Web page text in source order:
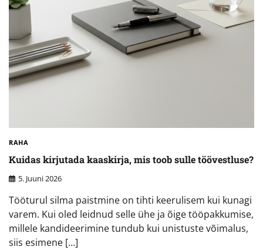
RAHA
Kuidas kirjutada kaaskirja, mis toob sulle töövestluse?
5. Juuni 2026
Tööturul silma paistmine on tihti keerulisem kui kunagi
varem. Kui oled leidnud selle ühe ja õige tööpakkumise,
millele kandideerimine tundub kui unistuste võimalus,
siis esimene […]